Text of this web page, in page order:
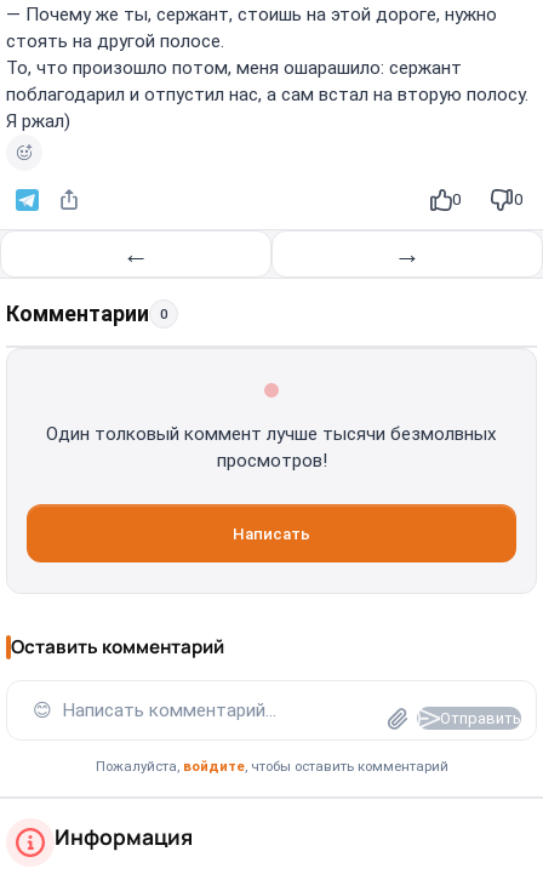
— Почему же ты, сержант, стоишь на этой дороге, нужно
стоять на другой полосе.
То, что произошло потом, меня ошарашило: сержант
поблагодарил и отпустил нас, а сам встал на вторую полосу.
Я ржал)
0 0
← →
Комментарии 0
Один толковый коммент лучше тысячи безмолвных
просмотров!
Написать
Оставить комментарий
😊 Написать комментарий... Отправить
Пожалуйста, войдите, чтобы оставить комментарий
Информация